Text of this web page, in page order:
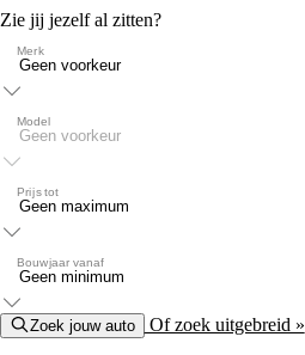
Zie jij jezelf al zitten?
Merk
Model
Prijs tot
Bouwjaar vanaf
Zoek jouw auto Of zoek uitgebreid »